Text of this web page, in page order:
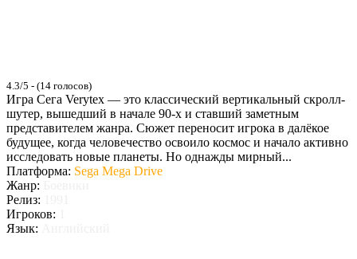
4.3/5 - (14 голосов)
Игра Сега Verytex — это классический вертикальный скролл-
шутер, вышедший в начале 90-х и ставший заметным
представителем жанра. Сюжет переносит игрока в далёкое
будущее, когда человечество освоило космос и начало активно
исследовать новые планеты. Но однажды мирный...
Платформа: Sega Mega Drive
Жанр:
Релиз:
Игроков:
Язык: